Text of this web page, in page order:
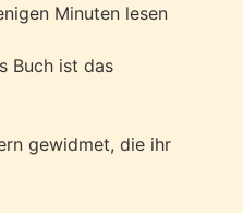
Minuten lesen
Buch ist das
gewidmet, die ihr